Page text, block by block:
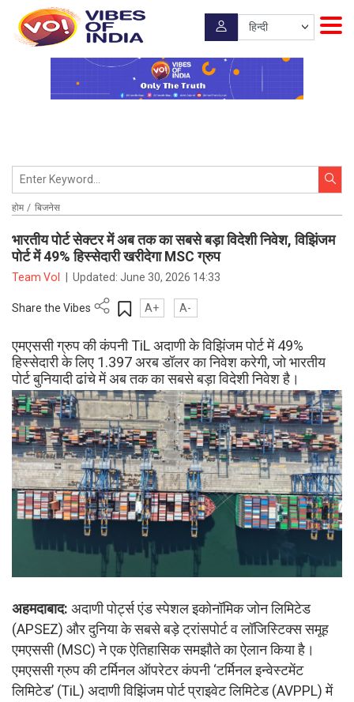
होम बिजनेस
भारतीय पोर्ट सेक्टर में अब तक का सबसे बड़ा विदेशी निवेश, विझिंजम
पोर्ट में 49% हिस्सेदारी खरीदेगा MSC ग्रुप
Team VoI Updated:June 30, 2026 14:33
Share the Vibes A+ A-
एमएससी ग्रुप की कंपनी TiL अदाणी के विझिंजम पोर्ट में 49%
हिस्सेदारी के लिए 1.397 अरब डॉलर का निवेश करेगी, जो भारतीय
पोर्ट बुनियादी ढांचे में अब तक का सबसे बड़ा विदेशी निवेश है।
अहमदाबाद: अदाणी पोर्ट्स एंड स्पेशल इकोनॉमिक जोन लिमिटेड
(APSEZ) और दुनिया के सबसे बड़े ट्रांसपोर्ट व लॉजिस्टिक्स समूह
एमएससी (MSC) ने एक ऐतिहासिक समझौते का ऐलान किया है।
एमएससी ग्रुप की टर्मिनल ऑपरेटर कंपनी ‘टर्मिनल इन्वेस्टमेंट
लिमिटेड’ (TiL) अदाणी विझिंजम पोर्ट प्राइवेट लिमिटेड (AVPPL) में